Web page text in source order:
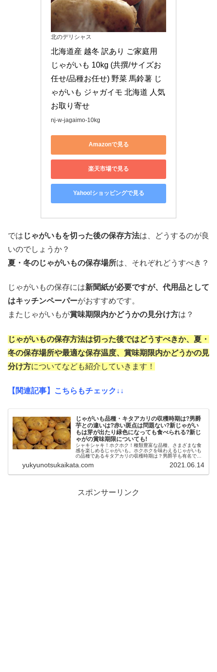
北のデリシャス
北海道産 越冬 訳あり ご家庭用
じゃがいも 10kg (共撰/サイズお
任せ/品種お任せ) 野菜 馬鈴薯 じ
ゃがいも ジャガイモ 北海道 人気
お取り寄せ
nj-w-jagaimo-10kg
Amazonで見る
楽天市場で見る
Yahoo!ショッピングで見る
では じゃがいもを切った後の保存方法は、どうするのが良
いのでしょうか？
夏・冬のじゃがいもの保存場所は、それぞれどうすべき？
じゃがいもの保存には新聞紙が必要ですが、代用品として
はキッチンペーパーがおすすめです。
またじゃがいもが賞味期限内かどうかの見分け方は？
じゃがいもの保存方法は切った後ではどうすべきか、夏・
冬の保存場所や最適な保存温度、賞味期限内かどうかの見
分け方についてなども紹介していきます！
【関連記事】こちらもチェック↓↓
じゃがいも品種・キタアカリの収穫時期は?男爵
芋との違いは?赤い斑点は問題ない?新じゃがい
もは芽が出たり緑色になっても食べられる?新じ
ゃがの賞味期限についても!
シャキシャキ！ホクホク！種類豊富な品種、さまざまな食
感を楽しめるじゃがいも。ホクホクを味わえるじゃがいも
の品種であるキタアカリの収穫時期は？男爵芋も有名です
われているじゃがいもは、芽が出て...
yukyunotsukaikata.com 2021.06.14
スポンサーリンク